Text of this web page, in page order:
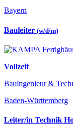
Bayern
Bauleiter (w/d/m)
Vollzeit
Bauingenieur &
Baden-Württemberg
Leiter/in Technik